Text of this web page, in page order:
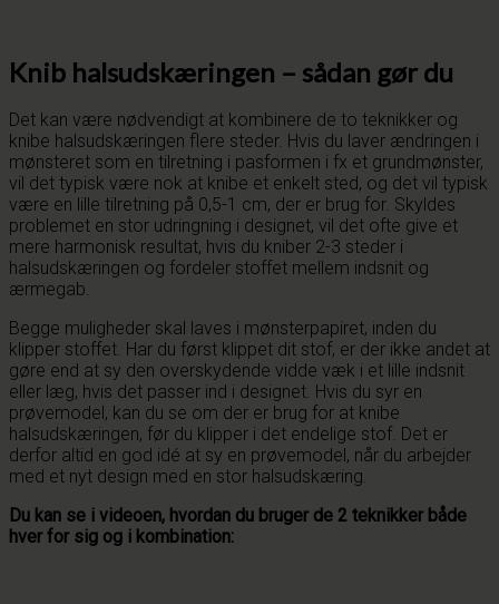
Knib halsudskæringen – sådan gør du
Det kan være nødvendigt at kombinere de to teknikker og
knibe halsudskæringen flere steder. Hvis du laver ændringen i
mønsteret som en tilretning i pasformen i fx et grundmønster,
vil det typisk være nok at knibe et enkelt sted, og det vil typisk
være en lille tilretning på 0,5-1 cm, der er brug for. Skyldes
problemet en stor udringning i designet, vil det ofte give et
mere harmonisk resultat, hvis du kniber 2-3 steder i
halsudskæringen og fordeler stoffet mellem indsnit og
ærmegab.
Begge muligheder skal laves i mønsterpapiret, inden du
klipper stoffet. Har du først klippet dit stof, er der ikke andet at
gøre end at sy den overskydende vidde væk i et lille indsnit
eller læg, hvis det passer ind i designet. Hvis du syr en
prøvemodel, kan du se om der er brug for at knibe
halsudskæringen, før du klipper i det endelige stof. Det er
derfor altid en god idé at sy en prøvemodel, når du arbejder
med et nyt design med en stor halsudskæring.
Du kan se i videoen, hvordan du bruger de 2 teknikker både
hver for sig og i kombination: